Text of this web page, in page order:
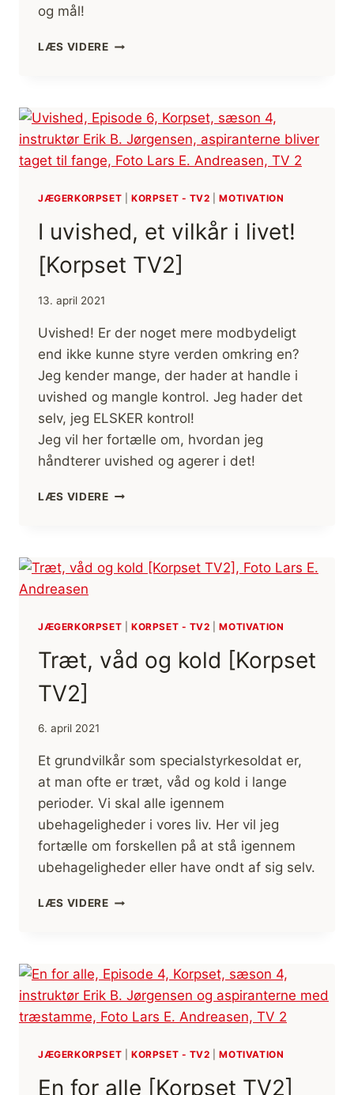
og mål!
LÆS VIDEREHOLD
JÆGERKORPSET KORPSET - TV2 |MOTIVATION
I uvished, et vilkår i livet!
[Korpset TV2]
13. april 2021
Uvished! Er der noget mere modbydeligt
end ikke kunne styre verden omkring en?
Jeg kender mange, der hader at handle i
uvished og mangle kontrol. Jeg hader det
selv, jeg ELSKER kontrol!
Jeg vil her fortælle om, hvordan jeg
håndterer uvished og agerer i det!
LÆS VIDEREI
LIVET!
JÆGERKORPSET KORPSET - TV2 |MOTIVATION
Træt, våd og kold [Korpset
TV2]
6. april 2021
Et grundvilkår som specialstyrkesoldat er,
at man ofte er træt, våd og kold i lange
perioder. Vi skal alle igennem
ubehageligheder i vores liv. Her vil jeg
fortælle om forskellen på at stå igennem
ubehageligheder eller have ondt af sig selv.
LÆS VIDERETRÆT,
[KORPSET
TV2]
JÆGERKORPSET KORPSET - TV2 |MOTIVATION
En for alle [Korpset TV2]